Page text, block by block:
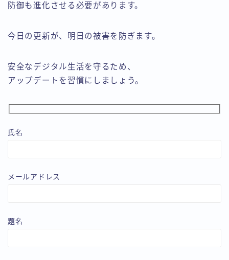
防御も進化させる必要があります。
今日の更新が、明日の被害を防ぎます。
安全なデジタル生活を守るため、
アップデートを習慣にしましょう。
氏名
メールアドレス
題名